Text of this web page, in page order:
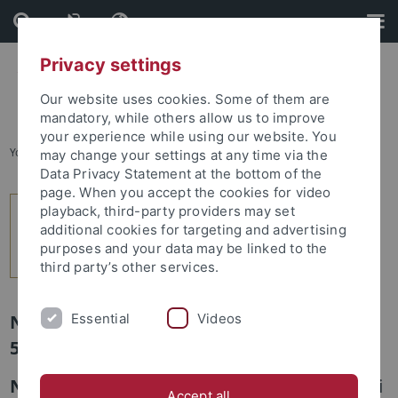
Skip
to
content
Skip
to
footer
You are here: Home ... 9
Newsletter Uni Tübingen aktuell Nr.
5/2012: Leute
Neu berufen: Professor Dr. Tim Pawlowski
Privacy settings
Our website uses cookies. Some of them are
mandatory, while others allow us to improve
your experience while using our website. You
may change your settings at any time via the
Data Privacy Statement at the bottom of the
page. When you accept the cookies for video
playback, third-party providers may set
additional cookies for targeting and advertising
purposes and your data may be linked to the
third party’s other services.
Essential Videos